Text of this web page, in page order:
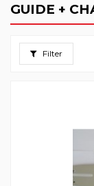
GUIDE +
Filter